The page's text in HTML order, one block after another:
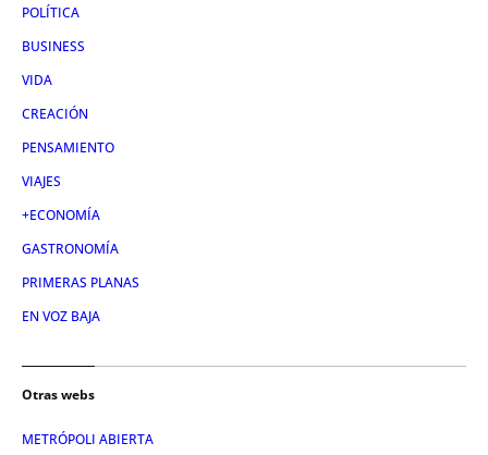
POLÍTICA
BUSINESS
VIDA
CREACIÓN
PENSAMIENTO
VIAJES
+ECONOMÍA
GASTRONOMÍA
PRIMERAS PLANAS
EN VOZ BAJA
Otras webs
METRÓPOLI ABIERTA